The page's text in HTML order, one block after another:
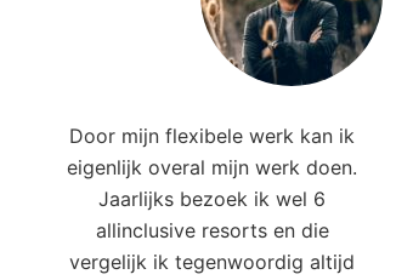
Door mijn flexibele werk kan ik
eigenlijk overal mijn werk doen.
Jaarlijks bezoek ik wel 6
allinclusive resorts en die
vergelijk ik tegenwoordig altijd